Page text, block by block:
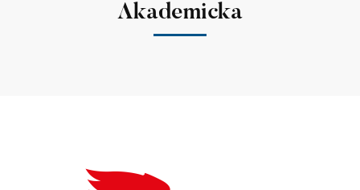
Akademicka